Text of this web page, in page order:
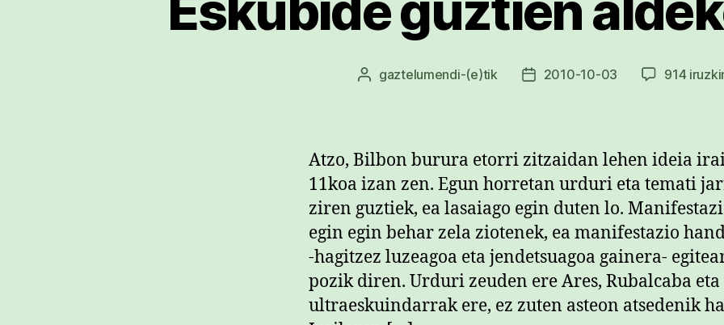
Argitalpenaren
gaztelumendi-(e)tik
Argitalpenaren
2010-10-03 914
Atzo, Bilbon burura etorri zitzaidan lehen ideia
11koa izan zen. Egun horretan urduri eta temati
ziren guztiek, ea lasaiago egin duten lo.
egin egin behar zela ziotenek, ea manifestazio
-hagitzez luzeagoa eta jendetsuagoa gainera-
pozik diren. Urduri zeuden ere Ares, Rubalcaba eta
ultraeskuindarrak ere, ez zuten asteon atsedenik